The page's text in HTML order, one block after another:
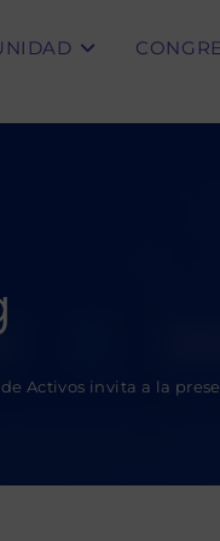
Activos invita a la